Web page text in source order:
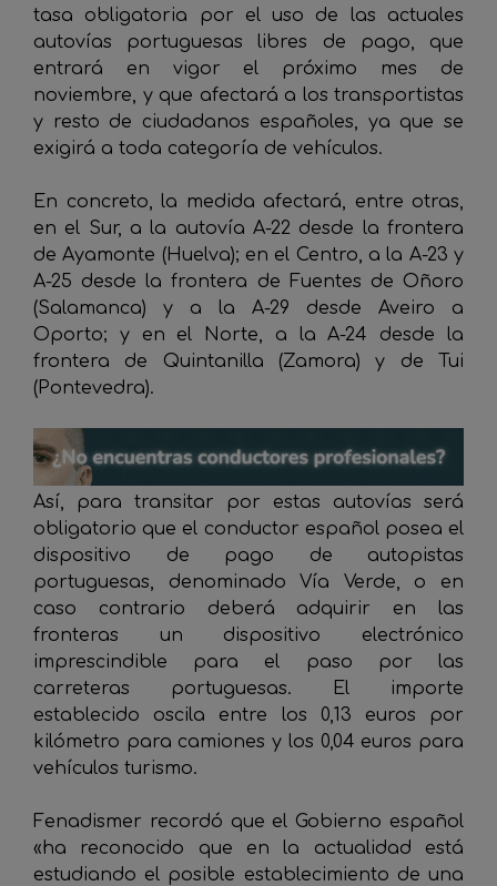
tasa obligatoria por el uso de las actuales
autovías portuguesas libres de pago, que
entrará en vigor el próximo mes de
noviembre, y que afectará a los transportistas
y resto de ciudadanos españoles, ya que se
exigirá a toda categoría de vehículos.
En concreto, la medida afectará, entre otras,
en el Sur, a la autovía A-22 desde la frontera
de Ayamonte (Huelva); en el Centro, a la A-23 y
A-25 desde la frontera de Fuentes de Oñoro
(Salamanca) y a la A-29 desde Aveiro a
Oporto; y en el Norte, a la A-24 desde la
frontera de Quintanilla (Zamora) y de Tui
(Pontevedra).
Así, para transitar por estas autovías será
obligatorio que el conductor español posea el
dispositivo de pago de autopistas
portuguesas, denominado Vía Verde, o en
caso contrario deberá adquirir en las
fronteras un dispositivo electrónico
imprescindible para el paso por las
carreteras portuguesas. El importe
establecido oscila entre los 0,13 euros por
kilómetro para camiones y los 0,04 euros para
vehículos turismo.
Fenadismer recordó que el Gobierno español
«ha reconocido que en la actualidad está
estudiando el posible establecimiento de una